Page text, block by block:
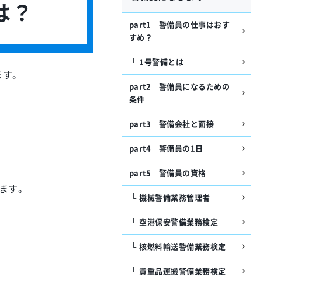
？
。
。
part1 警備員の仕事はおす
すめ？
1号警備とは
part2 警備員になるための
条件
part3 警備会社と面接
part4 警備員の1日
part5 警備員の資格
機械警備業務管理者
空港保安警備業務検定
核燃料輸送警備業務検定
貴重品運搬警備業務検定